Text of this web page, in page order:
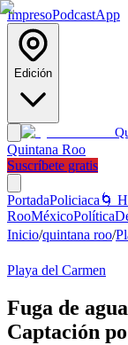
ImpresoPodcastApp
Edición
Quintana Roo
Suscríbete gratis
PortadaPoliciaca 🌀
RooMéxicoPolítica
Inicio/quintana roo/
Playa del Carmen
Fuga de
Captación